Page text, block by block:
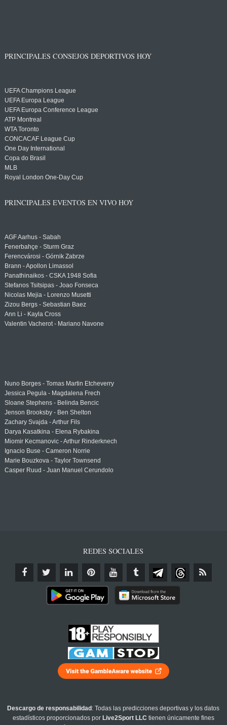
PRINCIPALES CONSEJOS DEPORTIVOS HOY
UEFA Champions League
UEFA Europa League
UEFA Europa Conference League
ATP Montreal
WTA Toronto
CONCACAF League Cup
One Day International
Copa do Brasil
MLB
Royal London One-Day Cup
PRINCIPALES EVENTOS EN VIVO HOY
AGF Aarhus - Sabah
Fenerbahçe - Sturm Graz
Ferencvárosi - Górnik Zabrze
Brann - Apollon Limassol
Panathinaikos - CSKA 1948 Sofia
Stefanos Tsitsipas - Joao Fonseca
Nicolas Mejia - Lorenzo Musetti
Zizou Bergs - Sebastian Baez
Ann Li - Kayla Cross
Valentin Vacherot - Mariano Navone
Nuno Borges - Tomas Martin Etcheverry
Jessica Pegula - Magdalena Frech
Sloane Stephens - Belinda Bencic
Jenson Brooksby - Ben Shelton
Zachary Svajda - Arthur Fils
Darya Kasatkina - Elena Rybakina
Miomir Kecmanovic - Arthur Rinderknech
Ignacio Buse - Cameron Norrie
Marie Bouzkova - Taylor Townsend
Casper Ruud - Juan Manuel Cerundolo
REDES SOCIALES
Descargo de responsabilidad : Todas las predicciones deportivas y los datos
estadísticos proporcionados por Live2Sport LLC tienen únicamente fines